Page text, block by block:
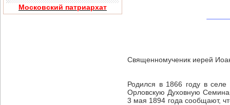
Московский патриархат
Священномученик иерей
Родился в 1866 году в селе
Орловскую Духовную
3 мая 1894 года сообщают,